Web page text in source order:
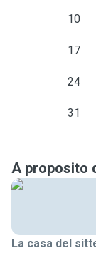
10
17
24
31
A proposito
La casa del